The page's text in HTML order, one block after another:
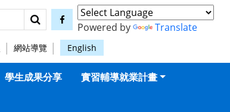
搜尋 facebook
Powered by Translate
網站導覽 English
學生成果分享 實習輔導就業計畫